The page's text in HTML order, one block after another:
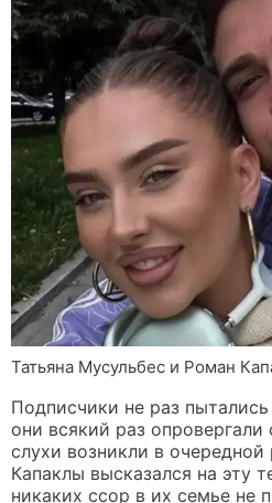
Татьяна Мусульбес и Роман
Подписчики не раз
они всякий раз опровергали
слухи возникли в
Капаклы высказался на эту
никаких ссор в их семье не